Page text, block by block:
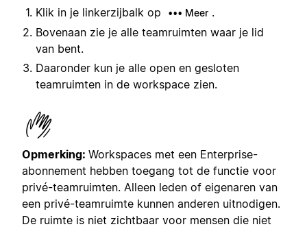
Klik in je linkerzijbalk op
••• Meer .
Bovenaan zie je alle teamruimten waar je lid
van bent.
Daaronder kun je alle open en gesloten
teamruimten in de workspace zien.
Opmerking: Workspaces met een Enterprise-
abonnement hebben toegang tot de functie voor
privé-teamruimten. Alleen leden of eigenaren van
een privé-teamruimte kunnen anderen uitnodigen.
De ruimte is niet zichtbaar voor mensen die niet